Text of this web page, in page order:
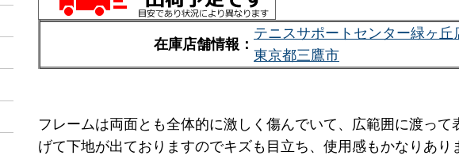
在庫店舗情報：
テニスサポートセンター緑ヶ丘
東京都三鷹市
フレームは両面とも全体的に激しく傷んでいて、広範囲に渡っ
げて下地が出ておりますのでキズも目立ち、使用感もかなりあ